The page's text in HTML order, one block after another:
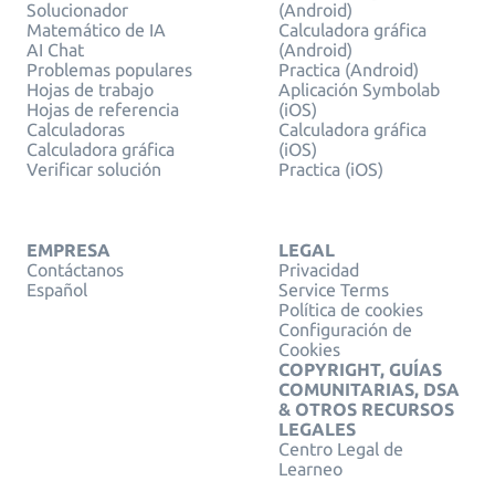
Solucionador
Matemático de IA
AI Chat
Problemas populares
Hojas de trabajo
Hojas de referencia
Calculadoras
Calculadora gráfica
Verificar solución
(Android)
Calculadora gráfica
(Android)
Practica (Android)
Aplicación Symbolab
(iOS)
Calculadora gráfica
(iOS)
Practica (iOS)
EMPRESA
Contáctanos
Español
LEGAL
Privacidad
Service Terms
Política de cookies
Configuración de
Cookies
COPYRIGHT, GUÍAS
COMUNITARIAS, DSA
& OTROS RECURSOS
LEGALES
Centro Legal de
Learneo